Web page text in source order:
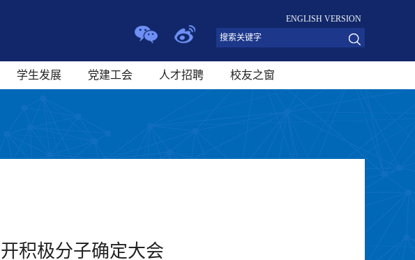
ENGLISH VERSION
学生发展 党建工会 人才招聘 校友之窗
积极分子确定大会